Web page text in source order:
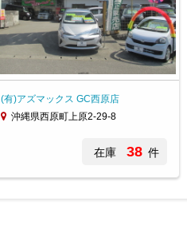
(有)アズマックス GC西原店
沖縄県西原町上原2-29-8
在庫 38 件